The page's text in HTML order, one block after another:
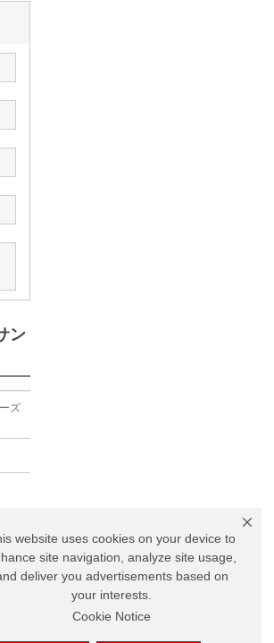
website uses cookies on your device to
site navigation, analyze site usage,
deliver you advertisements based on
your interests.
Cookie Notice
ン
ズ
せる